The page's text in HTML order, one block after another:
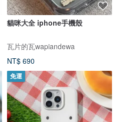
貓咪大全 iphone手機殼
瓦片的瓦wapiandewa
NT$ 690
免運